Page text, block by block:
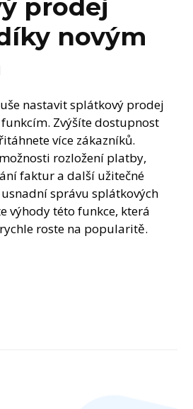
prodej
novým
nastavit splátkový prodej
funkcím. Zvýšíte dostupnost
více zákazníků.
rozložení platby,
faktur a další užitečné
správu splátkových
výhody této funkce, která
roste na popularitě.